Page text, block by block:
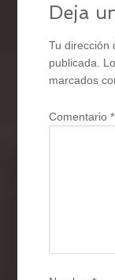
Deja
Tu dirección
publicada.
marcados
Comentario*